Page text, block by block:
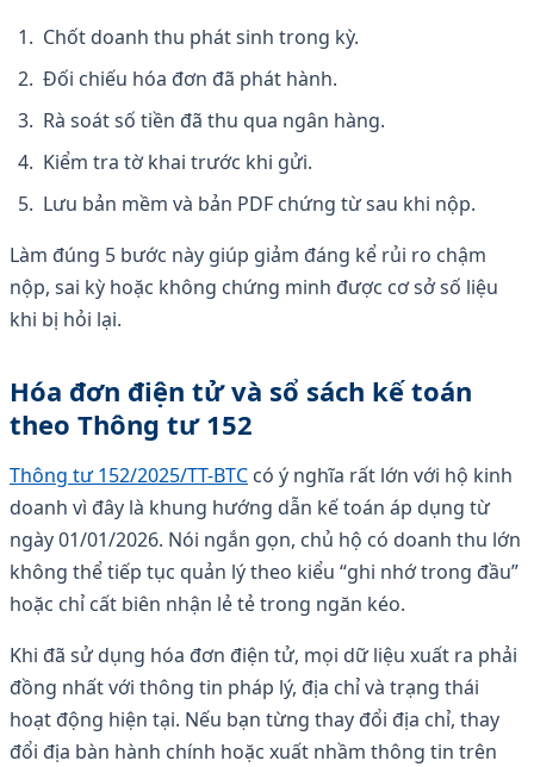
Chốt doanh thu phát sinh trong kỳ.
Đối chiếu hóa đơn đã phát hành.
Rà soát số tiền đã thu qua ngân hàng.
Kiểm tra tờ khai trước khi gửi.
Lưu bản mềm và bản PDF chứng từ sau khi nộp.
Làm đúng 5 bước này giúp giảm đáng kể rủi ro chậm
nộp, sai kỳ hoặc không chứng minh được cơ sở số liệu
khi bị hỏi lại.
Hóa đơn điện tử và sổ sách kế toán
theo Thông tư 152
Thông tư 152/2025/TT-BTC có ý nghĩa rất lớn với hộ kinh
doanh vì đây là khung hướng dẫn kế toán áp dụng từ
ngày 01/01/2026. Nói ngắn gọn, chủ hộ có doanh thu lớn
không thể tiếp tục quản lý theo kiểu “ghi nhớ trong đầu”
hoặc chỉ cất biên nhận lẻ tẻ trong ngăn kéo.
Khi đã sử dụng hóa đơn điện tử, mọi dữ liệu xuất ra phải
đồng nhất với thông tin pháp lý, địa chỉ và trạng thái
hoạt động hiện tại. Nếu bạn từng thay đổi địa chỉ, thay
đổi địa bàn hành chính hoặc xuất nhầm thông tin trên